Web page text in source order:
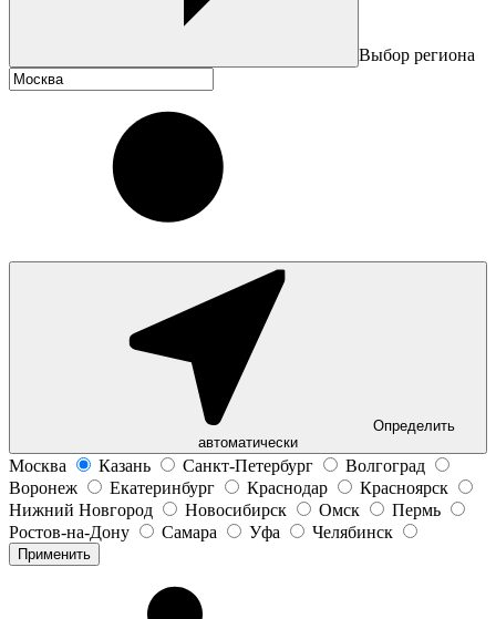
Выбор региона
Определить
автоматически
Москва Казань Санкт-Петербург
Волгоград
Воронеж
Екатеринбург Краснодар
Красноярск
Нижний Новгород
Новосибирск Омск
Пермь
Ростов-на-Дону
Самара Уфа Челябинск
Применить